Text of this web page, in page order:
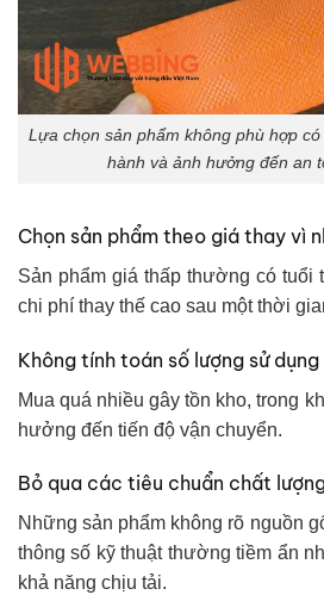
Lựa chọn sản phẩm không phù hợp
hành và ảnh hưởng đến an
Chọn sản phẩm theo giá thay vì
Sản phẩm giá thấp thường có tuổi
chi phí thay thế cao sau một thời
Không tính toán số lượng sử
Mua quá nhiều gây tồn kho, trong
hưởng đến tiến độ vận chuyển.
Bỏ qua các tiêu chuẩn chất
Những sản phẩm không rõ nguồn
thông số kỹ thuật thường tiềm ẩn
khả năng chịu tải.